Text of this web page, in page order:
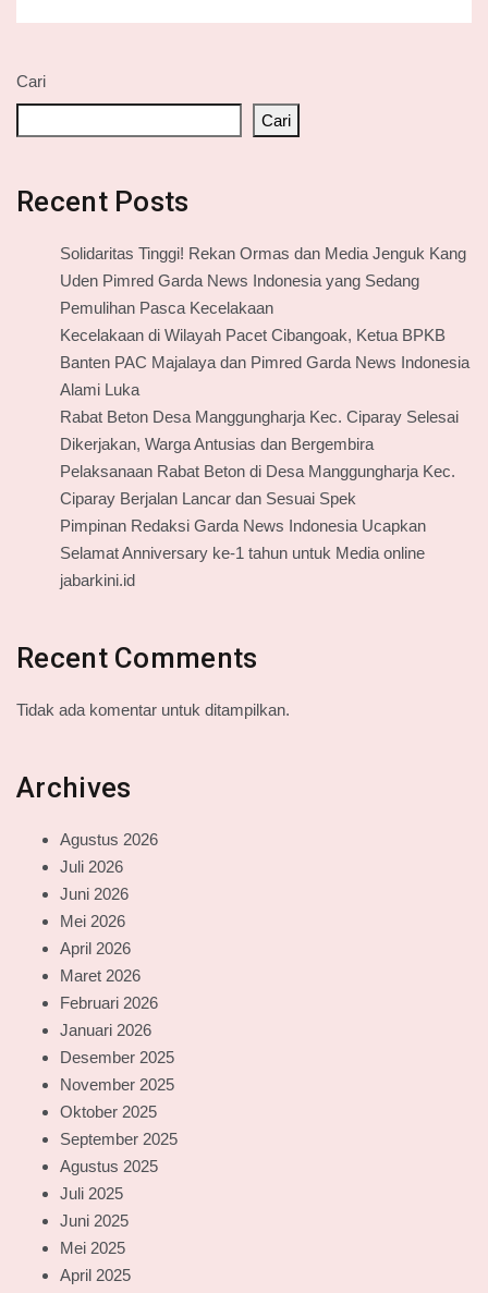
Cari
Cari
Recent Posts
Solidaritas Tinggi! Rekan Ormas dan Media Jenguk Kang
Uden Pimred Garda News Indonesia yang Sedang
Pemulihan Pasca Kecelakaan
Kecelakaan di Wilayah Pacet Cibangoak, Ketua BPKB
Banten PAC Majalaya dan Pimred Garda News Indonesia
Alami Luka
Rabat Beton Desa Manggungharja Kec. Ciparay Selesai
Dikerjakan, Warga Antusias dan Bergembira
Pelaksanaan Rabat Beton di Desa Manggungharja Kec.
Ciparay Berjalan Lancar dan Sesuai Spek
Pimpinan Redaksi Garda News Indonesia Ucapkan
Selamat Anniversary ke-1 tahun untuk Media online
jabarkini.id
Recent Comments
Tidak ada komentar untuk ditampilkan.
Archives
Agustus 2026
Juli 2026
Juni 2026
Mei 2026
April 2026
Maret 2026
Februari 2026
Januari 2026
Desember 2025
November 2025
Oktober 2025
September 2025
Agustus 2025
Juli 2025
Juni 2025
Mei 2025
April 2025